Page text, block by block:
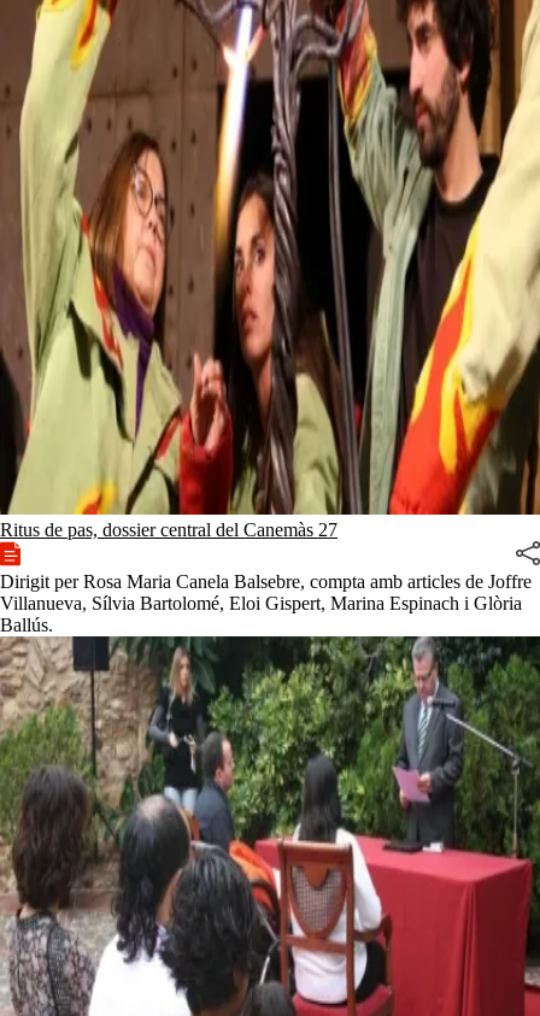
Ritus de pas, dossier central del Canemàs 27
Dirigit per Rosa Maria Canela Balsebre, compta amb articles de Joffre
Villanueva, Sílvia Bartolomé, Eloi Gispert, Marina Espinach i Glòria
Ballús.